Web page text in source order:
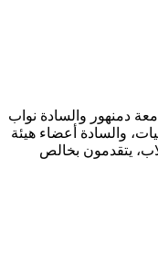
الأستاذ الدكتور / إلهامي ترابيس - رئيس جامعة دمنهور والسادة نواب
رئيس الجامعة، والسادة عمداء ووكلاء الكليات، والسادة أعضاء هيئة
التدريس والهيئة المعاونة، والعاملين والطلاب، يتقدمون بخالص